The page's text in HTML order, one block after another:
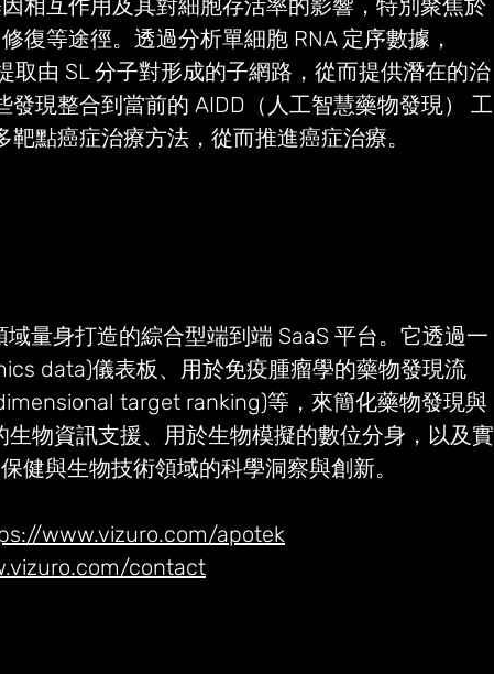
相互作用及其對細胞存活率的影響，特別聚焦於
復等途徑。透過分析單細胞 RNA 定序數據，
取由 SL 分子對形成的子網路，從而提供潛在的治
現整合到當前的 AIDD（人工智慧藥物發現） 工
點癌症治療方法，從而推進癌症治療。
量身打造的綜合型端到端 SaaS 平台。它透過一
data)儀表板、用於免疫腫瘤學的藥物發現流
target ranking)等，來簡化藥物發現與
物資訊支援、用於生物模擬的數位分身，以及實
健與生物技術領域的科學洞察與創新。
www.vizuro.com/apotek
contact